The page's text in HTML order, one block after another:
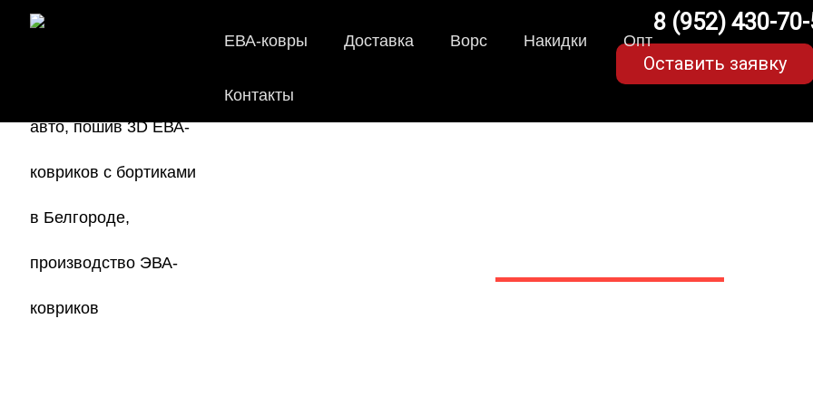
ЕВА-ковры Доставка Ворс Накидки Опт
Контакты
8 (952) 430-
Оставить заявку